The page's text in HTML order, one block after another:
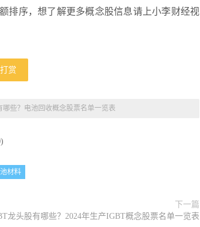
排序，想了解更多概念股信息请上小李财经视
打赏
哪些？电池回收概念股票名单一览表
)
材料
下一篇
龙头股有哪些？2024年生产IGBT概念股票名单一览表